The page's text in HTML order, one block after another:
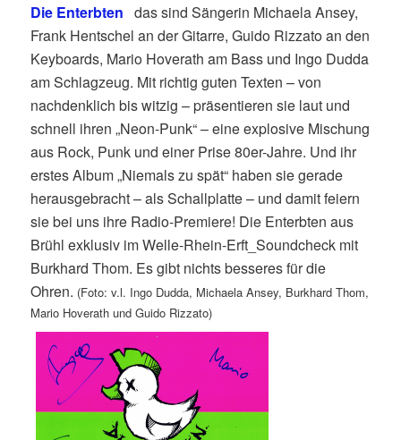
Die Enterbten das sind Sängerin Michaela Ansey,
Frank Hentschel an der Gitarre,Guido Rizzato an den
Keyboards, Mario Hoverath am Bass und Ingo Dudda
am Schlagzeug. Mit richtig guten Texten – von
nachdenklich bis witzig – präsentieren sie laut und
schnell ihren „Neon-Punk“ – eine explosive Mischung
aus Rock, Punk und einer Prise 80er-Jahre. Und ihr
erstes Album „Niemals zu spät“ haben sie gerade
herausgebracht – als Schallplatte – und damit feiern
sie bei uns ihre Radio-Premiere! Die Enterbten aus
Brühl exklusiv im Welle-Rhein-Erft_Soundcheck mit
Burkhard Thom. Es gibt nichts besseres für die
Ohren. (Foto: v.l. Ingo Dudda, Michaela Ansey, Burkhard Thom,
Mario Hoverath und Guido Rizzato)